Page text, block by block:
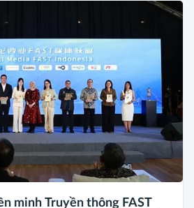
minh Truyền thông FAST